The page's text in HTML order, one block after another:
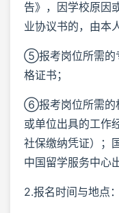
告》，因学校原因
业协议书的，由本
⑤报考岗位所需的
格证书；
⑥报考岗位所需的
或单位出具的工作
社保缴纳凭证）；
中国留学服务中心
2.报名时间与地点：